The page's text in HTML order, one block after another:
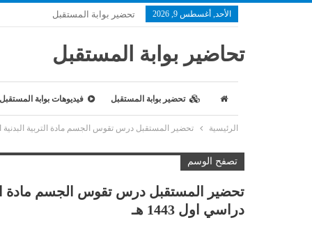
الأحد, أغسطس 9, 2026 تحضير بوابة المستقبل
تحاضير بوابة المستقبل
تحضير بوابة المستقبل فيديوهات بوابة المستقبل
الرئيسية تحضير المستقبل درس تقوس الجسم مادة التربية البدنية
تصفح الوسم
تحضير المستقبل درس تقوس الجسم مادة
دراسي اول 1443 هـ